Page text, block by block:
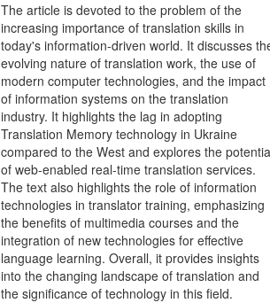
The article is devoted to the problem of the
increasing importance of translation skills in
today's information-driven world. It discusses
evolving nature of translation work, the use of
modern computer technologies, and the impact
of information systems on the translation
industry. It highlights the lag in adopting
Translation Memory technology in Ukraine
compared to the West and explores the
of web-enabled real-time translation services.
The text also highlights the role of information
technologies in translator training, emphasizing
the benefits of multimedia courses and the
integration of new technologies for effective
language learning. Overall, it provides insights
into the changing landscape of translation and
the significance of technology in this field.